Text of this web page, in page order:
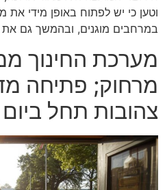
וטען כי יש לפתוח באופן מידי את
במרחבים מוגנים, ובהמשך גם את
מערכת החינוך
מרחוק; פתיחה
צהובות תחל ביום